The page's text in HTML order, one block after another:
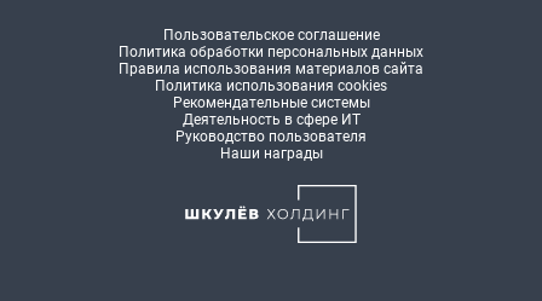
Пользовательское соглашение
Политика обработки персональных данных
Правила использования материалов сайта
Политика использования cookies
Рекомендательные системы
Деятельность в сфере ИТ
Руководство пользователя
Наши награды